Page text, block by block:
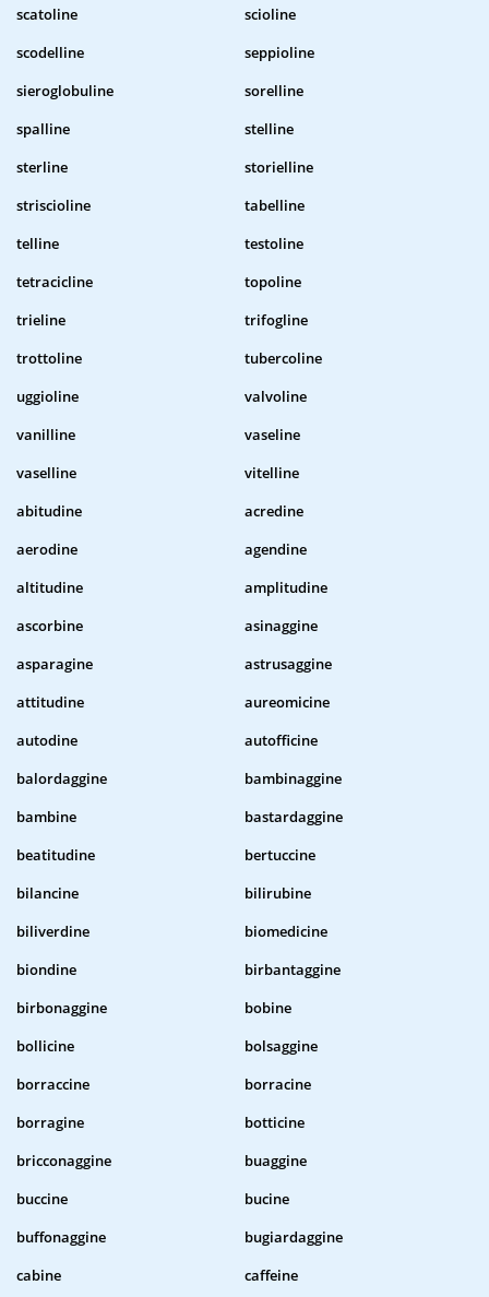
scatoline
scioline
scodelline
seppioline
sieroglobuline
sorelline
spalline
stelline
sterline
storielline
striscioline
tabelline
telline
testoline
tetracicline
topoline
trieline
trifogline
trottoline
tubercoline
uggioline
valvoline
vanilline
vaseline
vaselline
vitelline
abitudine
acredine
aerodine
agendine
altitudine
amplitudine
ascorbine
asinaggine
asparagine
astrusaggine
attitudine
aureomicine
autodine
autofficine
balordaggine
bambinaggine
bambine
bastardaggine
beatitudine
bertuccine
bilancine
bilirubine
biliverdine
biomedicine
biondine
birbantaggine
birbonaggine
bobine
bollicine
bolsaggine
borraccine
borracine
borragine
botticine
bricconaggine
buaggine
buccine
bucine
buffonaggine
bugiardaggine
cabine
caffeine